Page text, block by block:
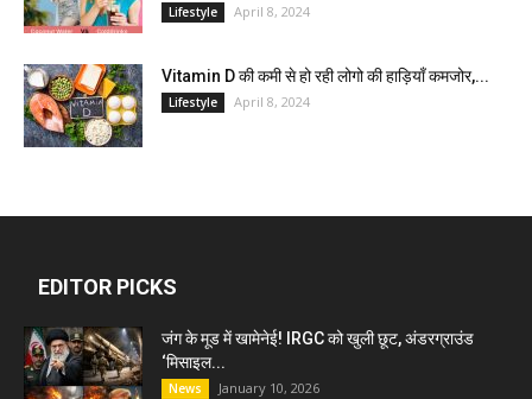
Lifestyle April 8, 2024
Vitamin D की कमी से हो रही लोगो की हाड़ियाँ कमजोर,...
Lifestyle April 8, 2024
EDITOR PICKS
जंग के मूड में खामेनेई! IRGC को खुली छूट, अंडरग्राउंड
‘मिसाइल...
News January 10, 2026